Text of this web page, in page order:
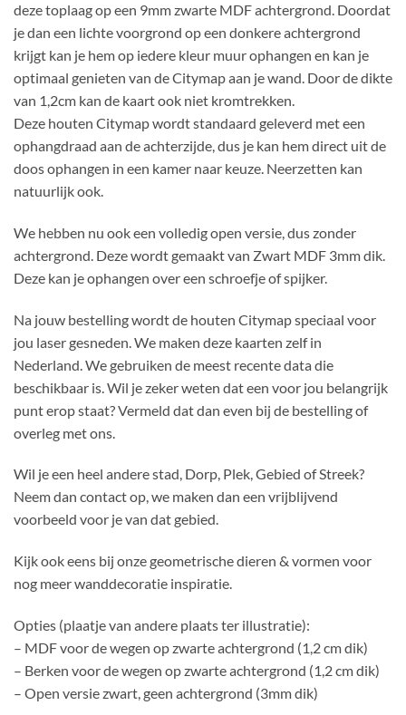
deze toplaag op een 9mm zwarte MDF achtergrond. Doordat
je dan een lichte voorgrond op een donkere achtergrond
krijgt kan je hem op iedere kleur muur ophangen en kan je
optimaal genieten van de Citymap aan je wand. Door de dikte
van 1,2cm kan de kaart ook niet kromtrekken.
Deze houten Citymap wordt standaard geleverd met een
ophangdraad aan de achterzijde, dus je kan hem direct uit de
doos ophangen in een kamer naar keuze. Neerzetten kan
natuurlijk ook.
We hebben nu ook een volledig open versie, dus zonder
achtergrond. Deze wordt gemaakt van Zwart MDF 3mm dik.
Deze kan je ophangen over een schroefje of spijker.
Na jouw bestelling wordt de houten Citymap speciaal voor
jou laser gesneden. We maken deze kaarten zelf in
Nederland. We gebruiken de meest recente data die
beschikbaar is. Wil je zeker weten dat een voor jou belangrijk
punt erop staat? Vermeld dat dan even bij de bestelling of
overleg met ons.
Wil je een heel andere stad, Dorp, Plek, Gebied of Streek?
Neem dan contact op, we maken dan een vrijblijvend
voorbeeld voor je van dat gebied.
Kijk ook eens bij onze geometrische dieren & vormen voor
nog meer wanddecoratie inspiratie.
Opties (plaatje van andere plaats ter illustratie):
– MDF voor de wegen op zwarte achtergrond (1,2 cm dik)
– Berken voor de wegen op zwarte achtergrond (1,2 cm dik)
– Open versie zwart, geen achtergrond (3mm dik)